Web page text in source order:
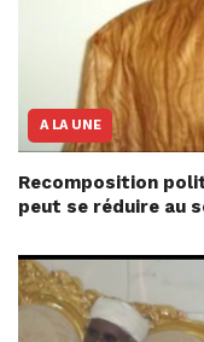
A LA UNE
Recomposition
peut se réduire au